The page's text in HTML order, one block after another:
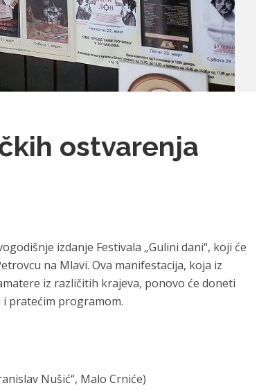
ostvarenja
izdanje Festivala „Gulini dani“, koji će
na Mlavi. Ova manifestacija, koja iz
iz različitih krajeva, ponovo će doneti
pratećim programom.
Nušić“, Malo Crniće)